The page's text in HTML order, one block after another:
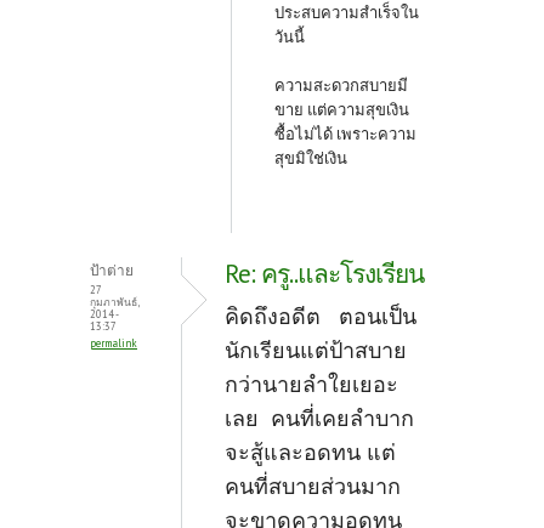
ประสบความสำเร็จใน
วันนี้
ความสะดวกสบายมี
ขาย แต่ความสุขเงิน
ซื้อไม่ได้ เพราะความ
สุขมิใช่เงิน
ป้าต่าย
27
กุมภาพันธ์,
2014 -
13:37
permalink
Re: ครู..และโรงเรียน
คิดถึงอดีต ตอนเป็น
นักเรียนแต่ป้าสบาย
กว่านายลำใยเยอะ
เลย คนที่เคยลำบาก
จะสู้และอดทน แต่
คนที่สบายส่วนมาก
จะขาดความอดทน